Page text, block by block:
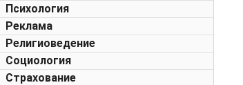
Психология
Реклама
Религиоведение
Социология
Страхование